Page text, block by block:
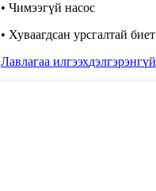
• Чимээгүй насос
• Хуваагдсан урсгалтай биет
Лавлагаа илгээхдэлгэрэнгүй